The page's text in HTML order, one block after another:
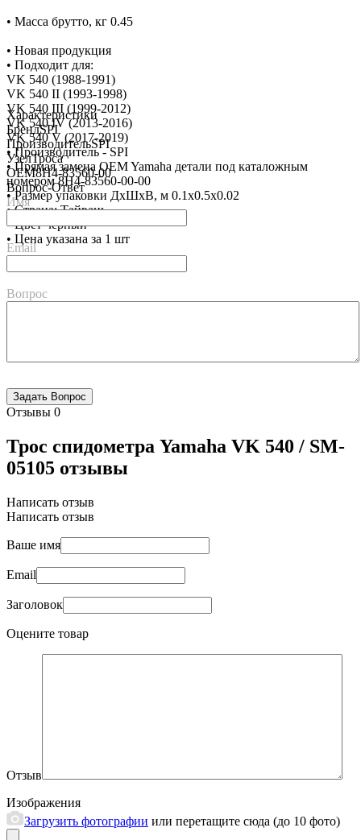
• Масса брутто, кг 0.45
• Новая продукция
• Подходит для:
VK 540 (1988-1991)
VK 540 II (1993-1998)
VK 540 III (1999-2012)
VK 540 IV (2013-2016)
VK 540 V (2017-2019)
• Производитель - SPI
• Прямая замена OEM Yamaha детали под каталожным
номером 8H4-83560-00-00
• Размер упаковки ДхШхВ, м 0.1x0.5x0.02
• Страна: Тайвань
• Цвет черный
• Цена указана за 1 шт
Характеристики
БрендSPI
ПроизводительSPI
УзелТроса
OEM8H4-83560-00
Вопрос-Ответ
Имя
Email
Вопрос
Отзывы 0
Трос спидометра Yamaha VK 540 / SM-
05105 отзывы
Написать отзыв
Написать отзыв
Ваше имя
Email
Заголовок
Оцените товар
Отзыв
Изображения
Загрузить фотографии или перетащите сюда (до 10 фото)